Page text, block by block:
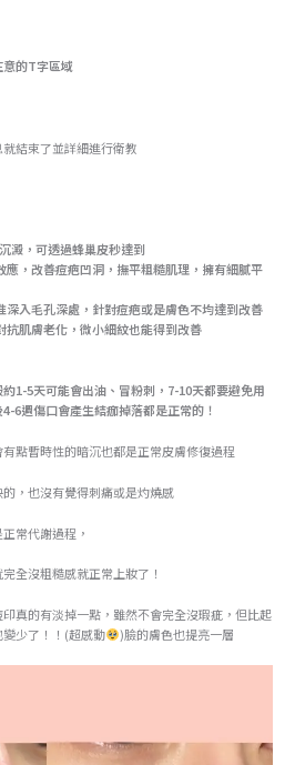
的T字區域
結束了並詳細進行衛教
澱，可透過蜂巢皮秒達到
應，改善痘疤凹洞，撫平粗糙肌理，擁有細膩平
深入毛孔深處，針對痘疤或是膚色不均達到改善
抗肌膚老化，微小細紋也能得到改善
1-5天可能會出油、冒粉刺，7-10天都要避免用
6週傷口會產生結痂掉落都是正常的！
點暫時性的暗沉也都是正常皮膚修復過程
，也沒有覺得刺痛或是灼燒感
常代謝過程，
全沒粗糙感就正常上妝了！
真的有淡掉一點，雖然不會完全沒瑕疵，但比起
少了！！(超感動
)臉的膚色也提亮一層